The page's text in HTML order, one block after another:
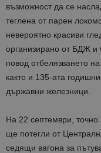
възможност да се
теглена от парен
невероятно красиви
организирано от БДЖ и
повод отбелязването
както и 135-ата
държавни железници.
На 22 септември точно
ще потегли от
седящи вагона за